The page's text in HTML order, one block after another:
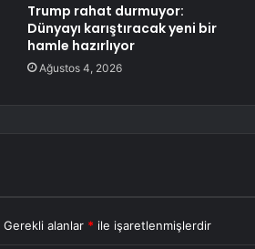
Trump rahat durmuyor:
Dünyayı karıştıracak yeni bir
hamle hazırlıyor
Ağustos 4, 2026
Gerekli alanlar * ile işaretlenmişlerdir